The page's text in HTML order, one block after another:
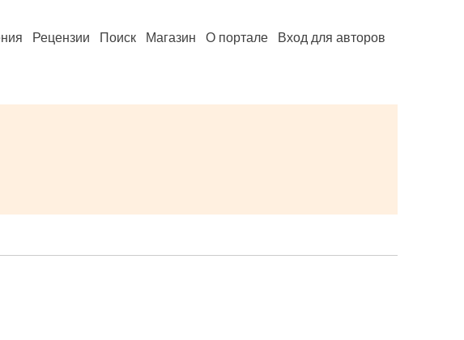
Рецензии Поиск Магазин О портале Вход для авторов